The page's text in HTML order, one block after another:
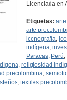
Licenciada en
Etiquetas: arte
arte
iconografía,
indígena,
Paracas, Perú,
, religiosidad
precolombina,
, textiles